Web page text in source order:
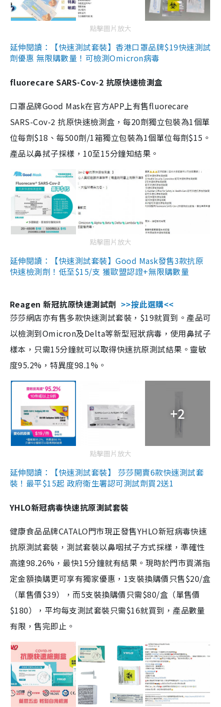
點擊圖片放大
延伸閱讀：【快速測試套裝】香港口罩品牌$19快速測試
劑優惠 無限購數量！可檢測Omicron病毒
fluorecare SARS-Cov-2 抗原快速檢測盒
口罩品牌Good Mask在官方APP上有售fluorecare
SARS-Cov-2 抗原快速檢測盒，每20劑獨立包裝為1個單
位每劑$18、每500劑/1箱獨立包裝為1個單位每劑$15。
產品以鼻拭子採樣，10至15分鐘知結果。
點擊圖片放大
延伸閱讀：【快速測試套裝】Good Mask發售3款抗原
快速檢測劑！低至$15/支 獲歐盟認證+無限購數量
Reagen 新冠抗原快速測試劑 >>按此選購<<
莎莎網店亦有售多款快速測試套裝，$19就買到。產品可
以檢測到Omicron及Delta等新型冠狀病毒，使用鼻拭子
樣本，只需15分鐘就可以取得快速抗原測試結果。靈敏
度95.2%，特異度98.1%。
+2
點擊圖片放大
延伸閱讀：【快速測試套裝】 莎莎開賣6款快速測試套
裝！最平$15起 政府衛生署認可測試劑買2送1
YHLO新冠病毒快速抗原測試套裝
健康食品品牌CATALO門市現正發售YHLO新冠病毒快速
抗原測試套裝，測試套裝以鼻咽拭子方式採樣，準確性
高達98.26%，最快15分鐘就有結果。現時於門市買滿指
定金額換購更可享有獨家優惠，1支裝換購價只售$20/盒
（單售價$39），而5支裝換購價只需$80/盒（單售價
$180），平均每支測試套裝只需$16就買到，產品數量
有限，售完即止。